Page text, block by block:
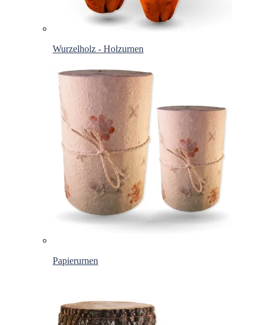
Wurzelholz - Holzurnen
Papierurnen